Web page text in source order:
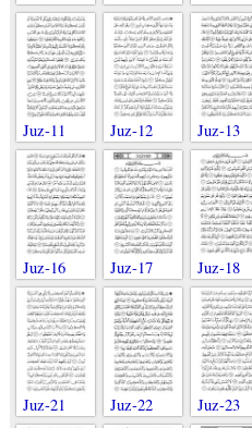
Juz-11 Juz-12 Juz-13
Juz-16 Juz-17 Juz-18
Juz-21 Juz-22 Juz-23